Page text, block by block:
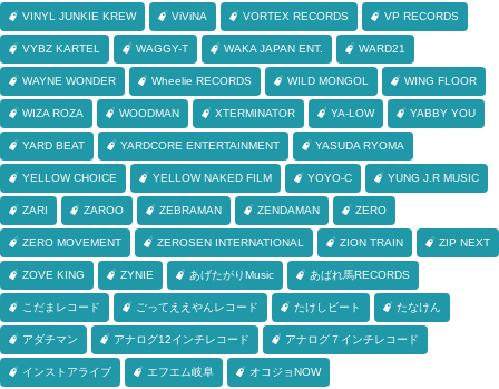
VINYL JUNKIE KREW ViViNA VORTEX RECORDS VP RECORDS
VYBZ KARTEL WAGGY-T WAKA JAPAN ENT. WARD21
WAYNE WONDER Wheelie RECORDS WILD MONGOL WING FLOOR
WIZA ROZA WOODMAN XTERMINATOR YA-LOW YABBY YOU
YARD BEAT YARDCORE ENTERTAINMENT YASUDA RYOMA
YELLOW CHOICE YELLOW NAKED FILM YOYO-C YUNG J.R MUSIC
ZARI ZAROO ZEBRAMAN ZENDAMAN ZERO
ZERO MOVEMENT ZEROSEN INTERNATIONAL ZION TRAIN ZIP NEXT
ZOVE KING ZYNIE あげたがりMusic あばれ馬RECORDS
こだまレコード ごってええやんレコード たけしビート たなけん
アダチマン アナログ12インチレコード アナログ７インチレコード
インストアライブ エフエム岐阜 オコジョNOW